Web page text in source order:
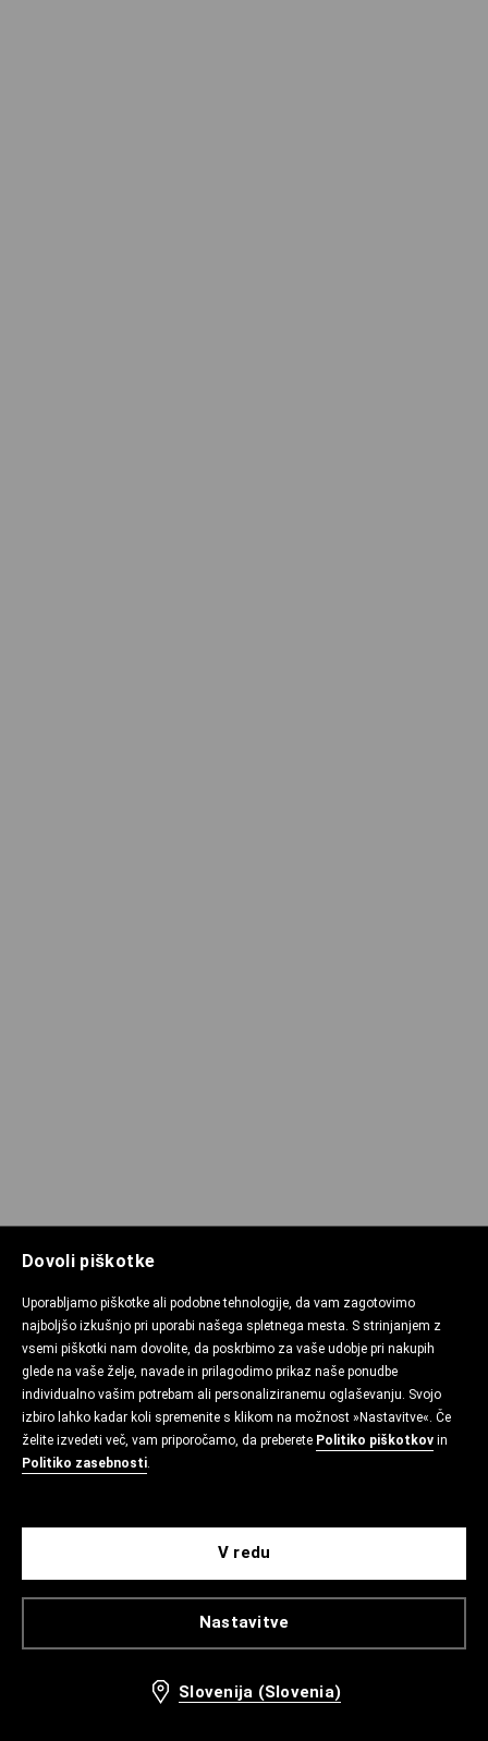
Dovoli piškotke
Uporabljamo piškotke ali podobne tehnologije, da vam zagotovimo
najboljšo izkušnjo pri uporabi našega spletnega mesta. S strinjanjem z
vsemi piškotki nam dovolite, da poskrbimo za vaše udobje pri nakupih
glede na vaše želje, navade in prilagodimo prikaz naše ponudbe
individualno vašim potrebam ali personaliziranemu oglaševanju. Svojo
izbiro lahko kadar koli spremenite s klikom na možnost »Nastavitve«. Če
želite izvedeti več, vam priporočamo, da preberete Politiko piškotkov in
Politiko zasebnosti.
Nastavitve
V redu
Slovenija (Slovenia)